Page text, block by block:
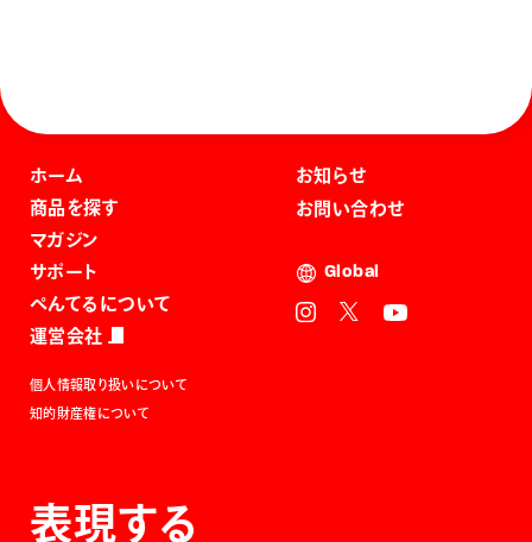
ホーム
商品を探す
マガジン
サポート
ぺんてるについて
運営会社
お知らせ
お問い合わせ
Global
個人情報取り扱いについて
知的財産権について
表現する